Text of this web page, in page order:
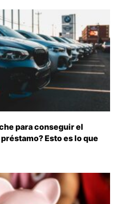
para conseguir el
Esto es lo que